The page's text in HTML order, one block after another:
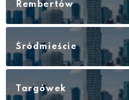
Rembertów
Śródmieście
Targówek